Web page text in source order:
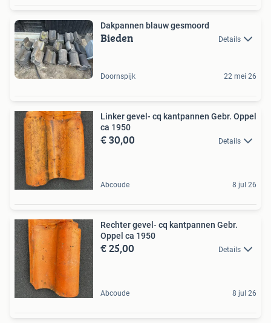
Dakpannen blauw gesmoord
Bieden Details
Doornspijk 22 mei 26
Linker gevel- cq kantpannen Gebr. Oppel
ca 1950
€ 30,00 Details
Abcoude 8 jul 26
Rechter gevel- cq kantpannen Gebr.
Oppel ca 1950
€ 25,00 Details
Abcoude 8 jul 26